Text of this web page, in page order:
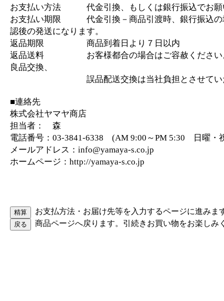
お支払い方法 代金引換、もしくは銀行振込でお願
お支払い期限 代金引換－商品引渡時、銀行振込の
認後の発送になります。
返品期限 商品到着日より７日以内
返品送料 お客様都合の場合はご容赦ください
良品交換、
誤品配送交換は当社負担とさせていた
■連絡先
株式会社ヤマヤ商店
担当者： 森
電話番号：03-3841-6338 (AM 9:00～PM 5:30 日曜・
メールアドレス：info@yamaya-s.co.jp
ホームページ：http://yamaya-s.co.jp
お支払方法・お届け先等を入力するページに進みま
商品ページへ戻ります。引続きお買い物をお楽しみ